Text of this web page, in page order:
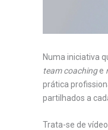
Numa iniciativa
team coachinge
prática
partilhados a
Trata-se de